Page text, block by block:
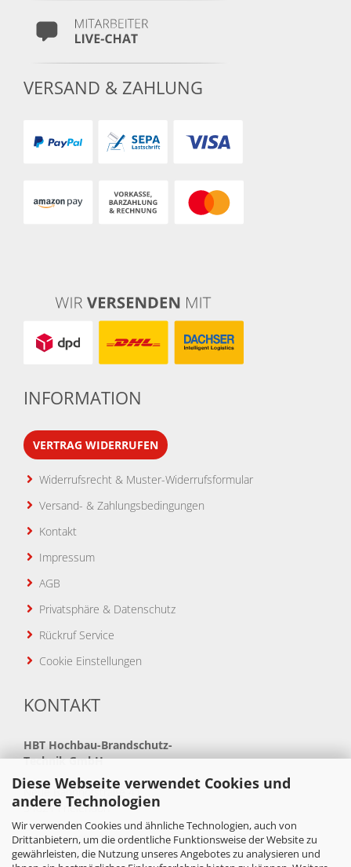
Diese Webseite verwendet Cookies und
andere Technologien
Wir verwenden Cookies und ähnliche Technologien, auch von
Drittanbietern, um die ordentliche Funktionsweise der Website zu
gewährleisten, die Nutzung unseres Angebotes zu analysieren und
VERSAND & ZAHLUNG
INFORMATION
VERTRAG WIDERRUFEN
Widerrufsrecht & Muster-Widerrufsformular
Versand- & Zahlungsbedingungen
Kontakt
Impressum
AGB
Privatsphäre & Datenschutz
Rückruf Service
Cookie Einstellungen
KONTAKT
HBT Hochbau-Brandschutz-
Technik GmbH
Neue Bahnhofstraße 41
34621 Frielendorf
Telefon: +49(0)5684 99880
Telefax: +49(0)5684 998888